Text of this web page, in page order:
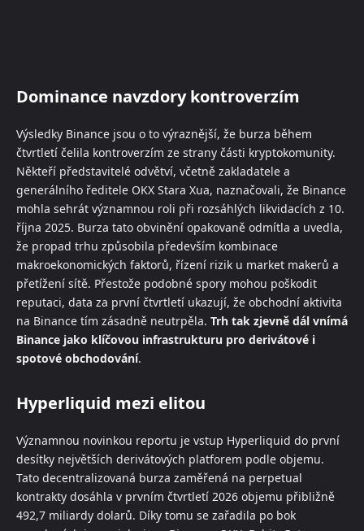
Dominance navzdory kontroverzím
Výsledky Binance jsou o to výraznější, že burza během
čtvrtletí čelila kontroverzím ze strany části kryptokomunity.
Někteří představitelé odvětví, včetně zakladatele a
generálního ředitele OKX Stara Xua, naznačovali, že Binance
mohla sehrát významnou roli při rozsáhlých likvidacích z 10.
října 2025. Burza tato obvinění opakovaně odmítla a uvedla,
že propad trhu způsobila především kombinace
makroekonomických faktorů, řízení rizik u market makerů a
přetížení sítě. Přestože podobné spory mohou poškodit
reputaci, data za první čtvrtletí ukazují, že obchodní aktivita
na Binance tím zásadně neutrpěla. Trh tak zjevně dál vnímá
Binance jako klíčovou infrastrukturu pro derivátové i
spotové obchodování.
Hyperliquid mezi elitou
Významnou novinkou reportu je vstup Hyperliquid do první
desítky největších derivátových platforem podle objemu.
Tato decentralizovaná burza zaměřená na perpetual
kontrakty dosáhla v prvním čtvrtletí 2026 objemu přibližně
492,7 miliardy dolarů. Díky tomu se zařadila po bok